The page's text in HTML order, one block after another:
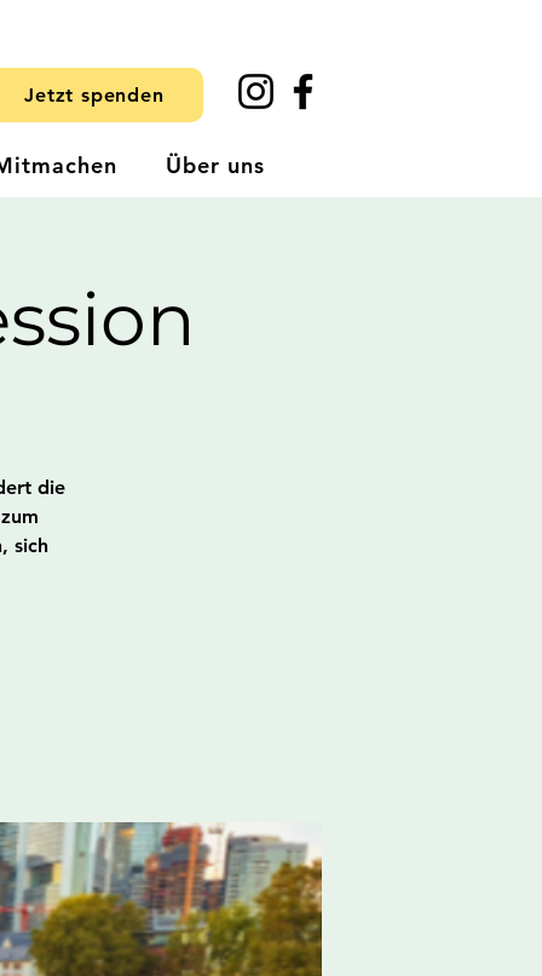
Jetzt spenden
Über uns
die
sich